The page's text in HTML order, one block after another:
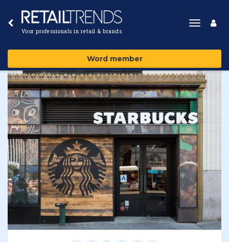
Voor professionals in retail & brands
Toggle
Word member